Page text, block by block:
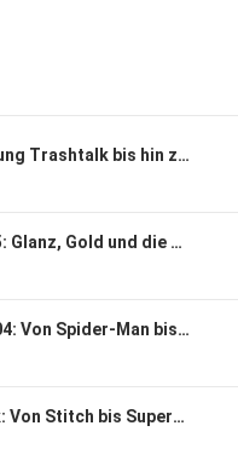
#14 Grosse Ladung Trashtalk bis hin zu Blockbustern: Filmchaos, Serienhits & TCG
#13 Oscars 2025: Glanz, Gold und die Kunst des perfekten Moments!
#11 Kinojahr 2004: Von Spider-Man bis Troja – ein Nostalgietrip voller Legenden und Geschichten
#10 We Are Back: Von Stitch bis Superman - grosse Abenteuer, legendäre Rückkehrer & ein cineastischer Ausblick